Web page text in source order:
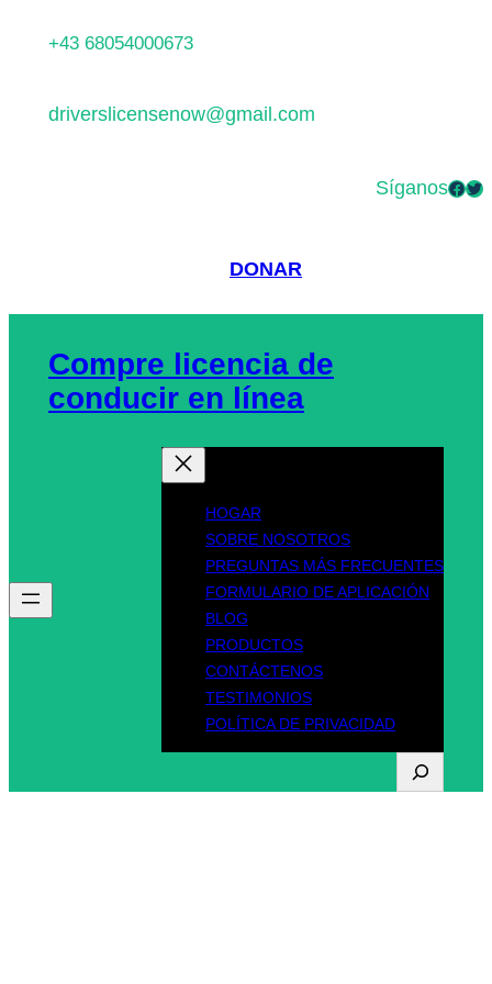
+43 68054000673
driverslicensenow@gmail.com
SíganosFacebook Twitter
DONAR
Compre licencia de
conducir en línea
HOGAR
SOBRE NOSOTROS
PREGUNTAS MÁS FRECUENTES
FORMULARIO DE APLICACIÓN
BLOG
PRODUCTOS
CONTÁCTENOS
TESTIMONIOS
POLÍTICA DE PRIVACIDAD